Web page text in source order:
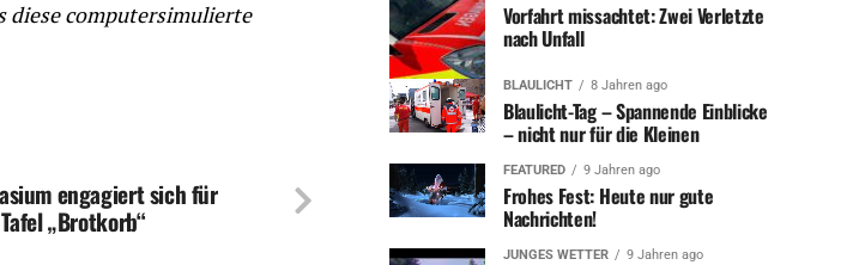
diese computersimulierte
engagiert sich für
„Brotkorb“
Vorfahrt missachtet: Zwei Verletzte
nach Unfall
BLAULICHT 8 Jahren ago
Blaulicht-Tag – Spannende Einblicke
– nicht nur für die Kleinen
FEATURED 9 Jahren ago
Frohes Fest: Heute nur gute
Nachrichten!
JUNGES WETTER 9 Jahren ago